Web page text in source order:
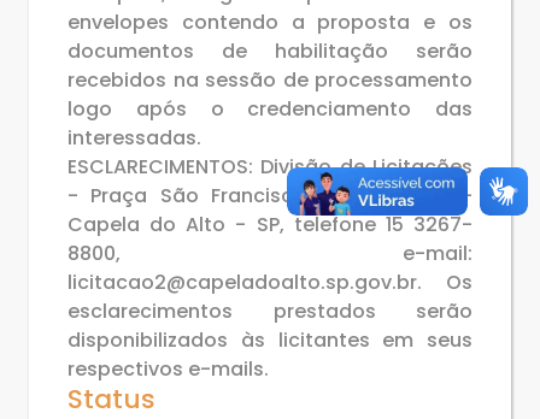
envelopes contendo a proposta e os
documentos de habilitação serão
recebidos na sessão de processamento
logo após o credenciamento das
interessadas.
ESCLARECIMENTOS: Divisão de Licitações
- Praça São Francisco, 26 - centro -
Capela do Alto - SP, telefone 15 3267-
8800, e-mail:
licitacao2@capeladoalto.sp.gov.br. Os
esclarecimentos prestados serão
disponibilizados às licitantes em seus
respectivos e-mails.
Status